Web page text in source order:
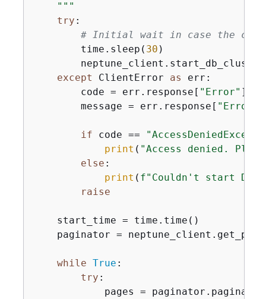
    """
try :
# Initial wait in case the
        time.sleep(
30 )
except ClientError as err:
        code = err.response[
"Error" ][
        message = err.response[
"Error"
if code ==
print ( "Access denied.
else :
print ( f"Couldn't start DB
raise
    start_time = time.time()
paginator =
while True :
try :
pages =